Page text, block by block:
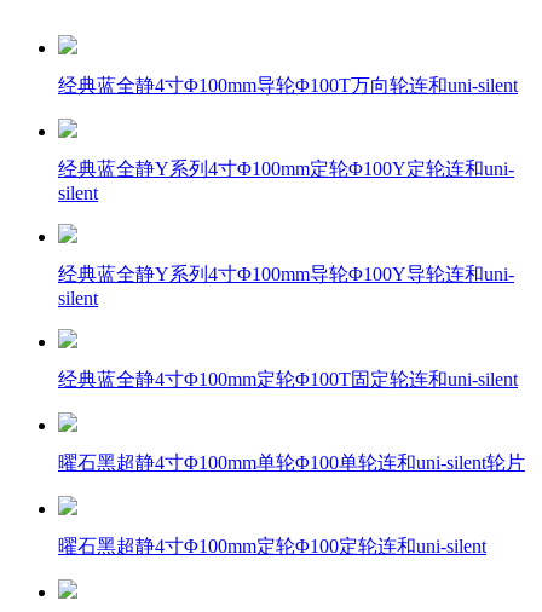
经典蓝全静4寸Φ100mm导轮Φ100T万向轮连和uni-silent
经典蓝全静Y系列4寸Φ100mm定轮Φ100Y定轮连和uni-
silent
经典蓝全静Y系列4寸Φ100mm导轮Φ100Y导轮连和uni-
silent
经典蓝全静4寸Φ100mm定轮Φ100T固定轮连和uni-silent
曜石黑超静4寸Φ100mm单轮Φ100单轮连和uni-silent轮片
曜石黑超静4寸Φ100mm定轮Φ100定轮连和uni-silent